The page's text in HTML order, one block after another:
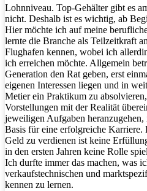
Lohnniveau. Top-Gehälter gibt es
nicht. Deshalb ist es wichtig, ab
Hier möchte ich auf meine
lernte die Branche als Teilzeitkraft
Flughafen kennen, wobei ich
ich erreichen möchte. Allgemein
Generation den Rat geben, erst
eigenen Interessen liegen und in
Metier ein Praktikum zu
Vorstellungen mit der Realität
jeweiligen Aufgaben
Basis für eine erfolgreiche Karriere.
Geld zu verdienen ist keine
in den ersten Jahren keine Rolle
Ich durfte immer das machen, was
verkaufstechnischen und
kennen zu lernen.